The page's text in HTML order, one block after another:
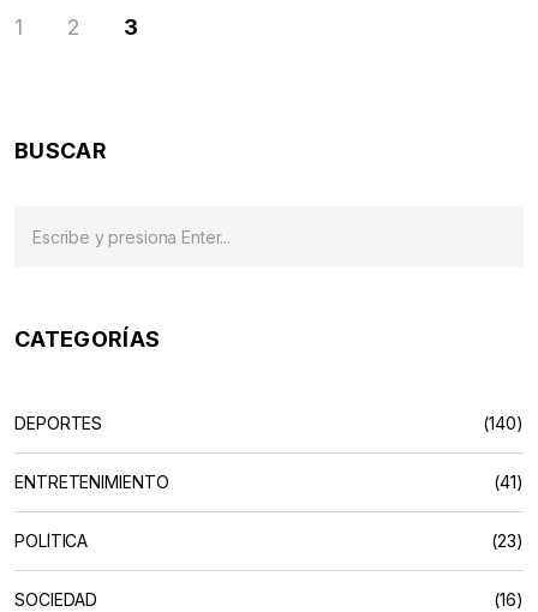
1 2 3
BUSCAR
CATEGORÍAS
DEPORTES (140)
ENTRETENIMIENTO (41)
POLÍTICA (23)
SOCIEDAD (16)